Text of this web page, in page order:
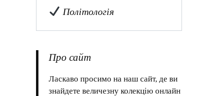
Політологія
Про сайт
Ласкаво просимо на наш сайт, де ви
знайдете величезну колекцію онлайн